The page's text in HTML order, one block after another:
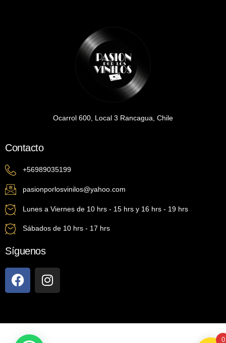
Ocarrol 600, Local 3 Rancagua, Chile
Contacto
+56989035199
pasionporlosvinilos@yahoo.com
Lunes a Viernes de 10 hrs - 15 hrs y 16 hrs - 19 hrs
Sábados de 10 hrs - 17 hrs
Síguenos
0